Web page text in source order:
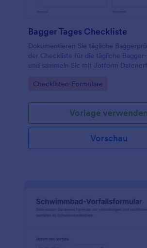
Bagger Tages Checkliste
Dokumentieren Sie tägliche
der Checkliste für die tägliche
und sammeln Sie mit Jotform
Fuhrparks und Vermietbetriebe.
Go to Category:
Checklisten-Formulare
Vorlage verwenden
Vorschau